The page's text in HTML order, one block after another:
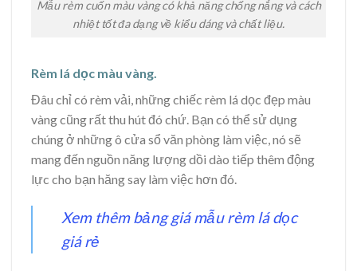
Mẫu rèm cuốn màu vàng có khả năng chống nắng và cách
nhiệt tốt đa dạng về kiểu dáng và chất liệu.
Rèm lá dọc màu vàng.
Đâu chỉ có rèm vải, những chiếc rèm lá dọc đẹp màu
vàng cũng rất thu hút đó chứ. Bạn có thể sử dụng
chúng ở những ô cửa sổ văn phòng làm việc, nó sẽ
mang đến nguồn năng lượng dồi dào tiếp thêm động
lực cho bạn hăng say làm việc hơn đó.
Xem thêm bảng giá mẫu rèm lá dọc
giá rẻ